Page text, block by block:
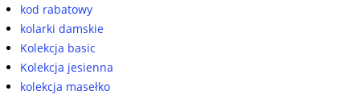
kod rabatowy
kolarki damskie
Kolekcja basic
Kolekcja jesienna
kolekcja masełko